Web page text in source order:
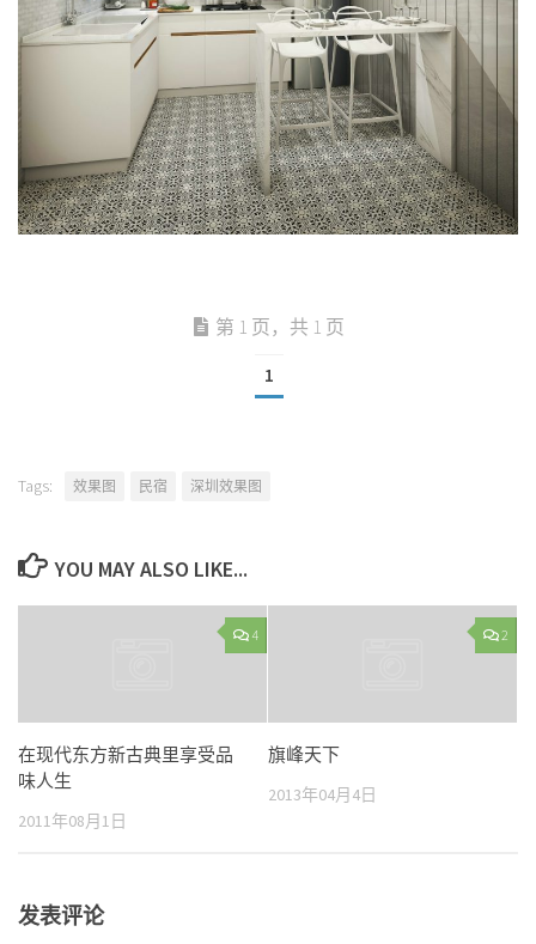
第 1 页，共 1 页
1
Tags: 效果图 民宿 深圳效果图
YOU MAY ALSO LIKE...
4
在现代东方新古典里享受品
味人生
2011年08月1日
2
旗峰天下
2013年04月4日
发表评论